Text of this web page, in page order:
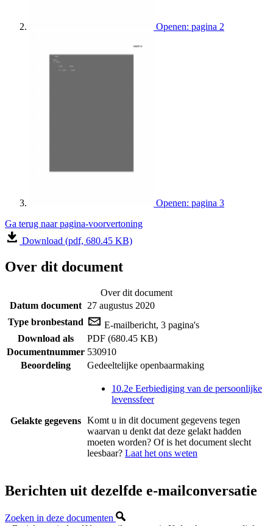
Openen: pagina 2
Openen: pagina 3
Ga terug naar pagina-voorvertoning
Download (pdf, 680.45 KB)
Over dit document
Over dit document
Datum document 27 augustus 2020
Type bronbestand
E-mailbericht, 3 pagina's
Download als
PDF (680.45 KB)
Documentnummer 530910
Beoordeling
Gedeeltelijke openbaarmaking
Gelakte gegevens
10.2e Eerbiediging van de persoonlijke
levenssfeer
Komt u in dit document gegevens tegen
waarvan u denkt dat deze gelakt hadden
moeten worden? Of is het document slecht
leesbaar? Laat het ons weten
Berichten uit dezelfde e-mailconversatie
Zoeken in deze documenten